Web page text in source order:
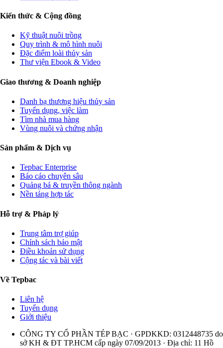
Kiến thức & Cộng đồng
Kỹ thuật nuôi trồng
Quy trình & mô hình nuôi
Đặc điểm loài thủy sản
Thư viện Ebook & Video
Giao thương & Doanh nghiệp
Danh bạ thương hiệu thủy sản
Tuyển dụng, việc làm
Tìm nhà mua hàng
Vùng nuôi và chứng nhận
Sản phẩm & Dịch vụ
Tepbac Enterprise
Báo cáo chuyên sâu
Quảng bá & truyền thông ngành
Nền tảng hợp tác
Hỗ trợ & Pháp lý
Trung tâm trợ giúp
Chính sách bảo mật
Điều khoản sử dụng
Cộng tác và bài viết
Về Tepbac
Liên hệ
Tuyển dụng
Giới thiệu
CÔNG TY CỔ PHẦN TÉP BẠC · GPDKKD: 0312448735 do
sở KH & ĐT TP.HCM cấp ngày 07/09/2013 · Địa chỉ: 11 Hồ